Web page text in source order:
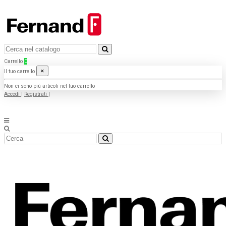
Carrello 0
Il tuo carrello
×
Non ci sono più articoli nel tuo carrello
Accedi
Registrati